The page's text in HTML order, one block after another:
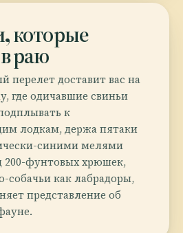
которые
раю
перелет доставит вас на
где одичавшие свиньи
к
лодкам, держа пятаки
синими мелями
200-фунтовых хрюшек,
собачьи как лабрадоры,
представление об